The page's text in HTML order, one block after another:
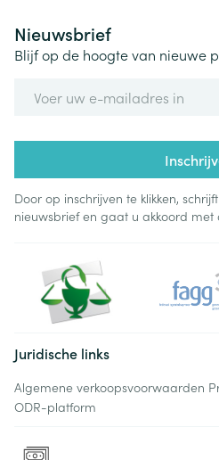
Nieuwsbrief
Blijf op de hoogte van nieuwe
Door op inschrijven te klikken,
nieuwsbrief en gaat u akkoord met
Juridische links
Algemene verkoopsvoorwaarden
ODR-platform